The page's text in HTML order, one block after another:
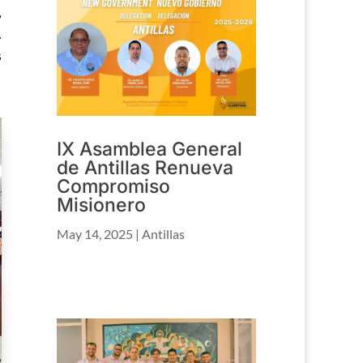
IX Asamblea General
de Antillas Renueva
Compromiso
Misionero
May 14, 2025 | Antillas